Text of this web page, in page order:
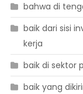
bahwa di
baik dari sisi
kerja
baik di sektor
baik yang